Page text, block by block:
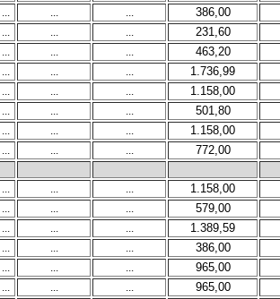
... ... ... 386,00
... ... ... 231,60
... ... ... 463,20
... ... ... 1.736,99
... ... ... 1.158,00
... ... ... 501,80
... ... ... 1.158,00
... ... ... 772,00
... ... ... 1.158,00
... ... ... 579,00
... ... ... 1.389,59
... ... ... 386,00
... ... ... 965,00
... ... ... 965,00